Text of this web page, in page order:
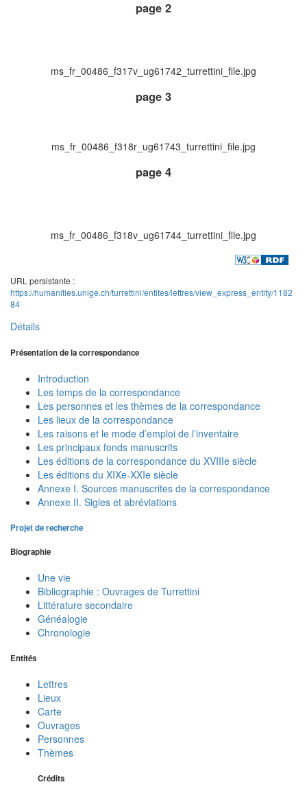
page 2
ms_fr_00486_f317v_ug61742_turrettini_file.jpg
page 3
ms_fr_00486_f318r_ug61743_turrettini_file.jpg
page 4
ms_fr_00486_f318v_ug61744_turrettini_file.jpg
URL persistante :
https://humanities.unige.ch/turrettini/entites/lettres/view_express_entity/1182
84
Détails
Présentation de la correspondance
Introduction
Les temps de la correspondance
Les personnes et les thèmes de la correspondance
Les lieux de la correspondance
Les raisons et le mode d’emploi de l’inventaire
Les principaux fonds manuscrits
Les éditions de la correspondance du XVIIIe siècle
Les éditions du XIXe-XXIe siècle
Annexe I. Sources manuscrites de la correspondance
Annexe II. Sigles et abréviations
Projet de recherche
Biographie
Une vie
Bibliographie : Ouvrages de Turrettini
Littérature secondaire
Généalogie
Chronologie
Entités
Lettres
Lieux
Carte
Ouvrages
Personnes
Thèmes
Crédits